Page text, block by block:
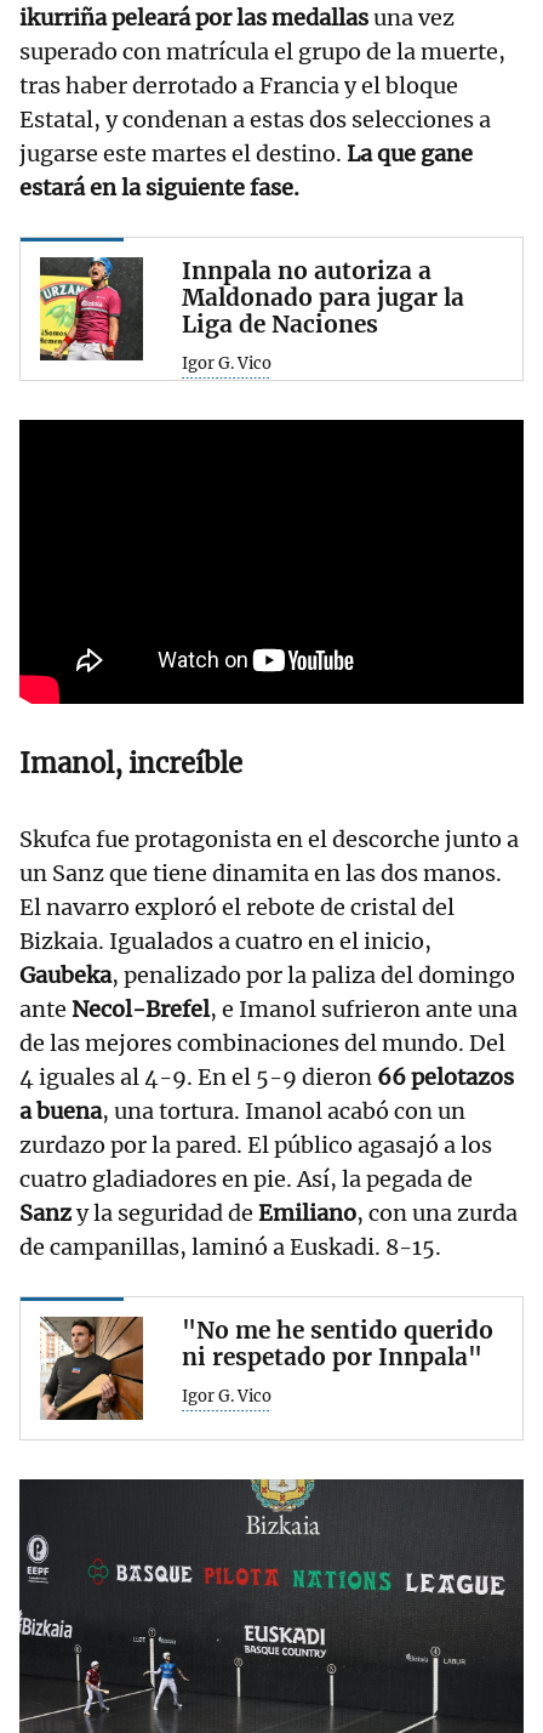
ikurriña peleará por las medallasuna vez
superado con matrícula el grupo de la muerte,
tras haber derrotado a Francia y el bloque
Estatal, y condenan a estas dos selecciones a
jugarse este martes el destino. La que gane
estará en la siguiente fase.
Innpala no autoriza a
Maldonado para jugar la
Liga de Naciones
Igor G. Vico
Imanol, increíble
Skufca fue protagonista en el descorche junto a
un Sanz que tiene dinamita en las dos manos.
El navarro exploró el rebote de cristal del
Bizkaia. Igualados a cuatro en el inicio,
Gaubeka, penalizado por la paliza del domingo
ante Necol-Brefel, e Imanol sufrieron ante una
de las mejores combinaciones del mundo. Del
4 iguales al 4-9. En el 5-9 dieron 66 pelotazos
a buena, una tortura. Imanol acabó con un
zurdazo por la pared. El público agasajó a los
cuatro gladiadores en pie. Así, la pegada de
Sanzy la seguridad de Emiliano, con una zurda
de campanillas, laminó a Euskadi. 8-15.
"No me he sentido querido
ni respetado por Innpala"
Igor G. Vico